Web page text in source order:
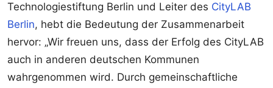
Technologiestiftung Berlin und Leiter des CityLAB
Berlin, hebt die Bedeutung der Zusammenarbeit
hervor: „Wir freuen uns, dass der Erfolg des CityLAB
auch in anderen deutschen Kommunen
wahrgenommen wird. Durch gemeinschaftliche